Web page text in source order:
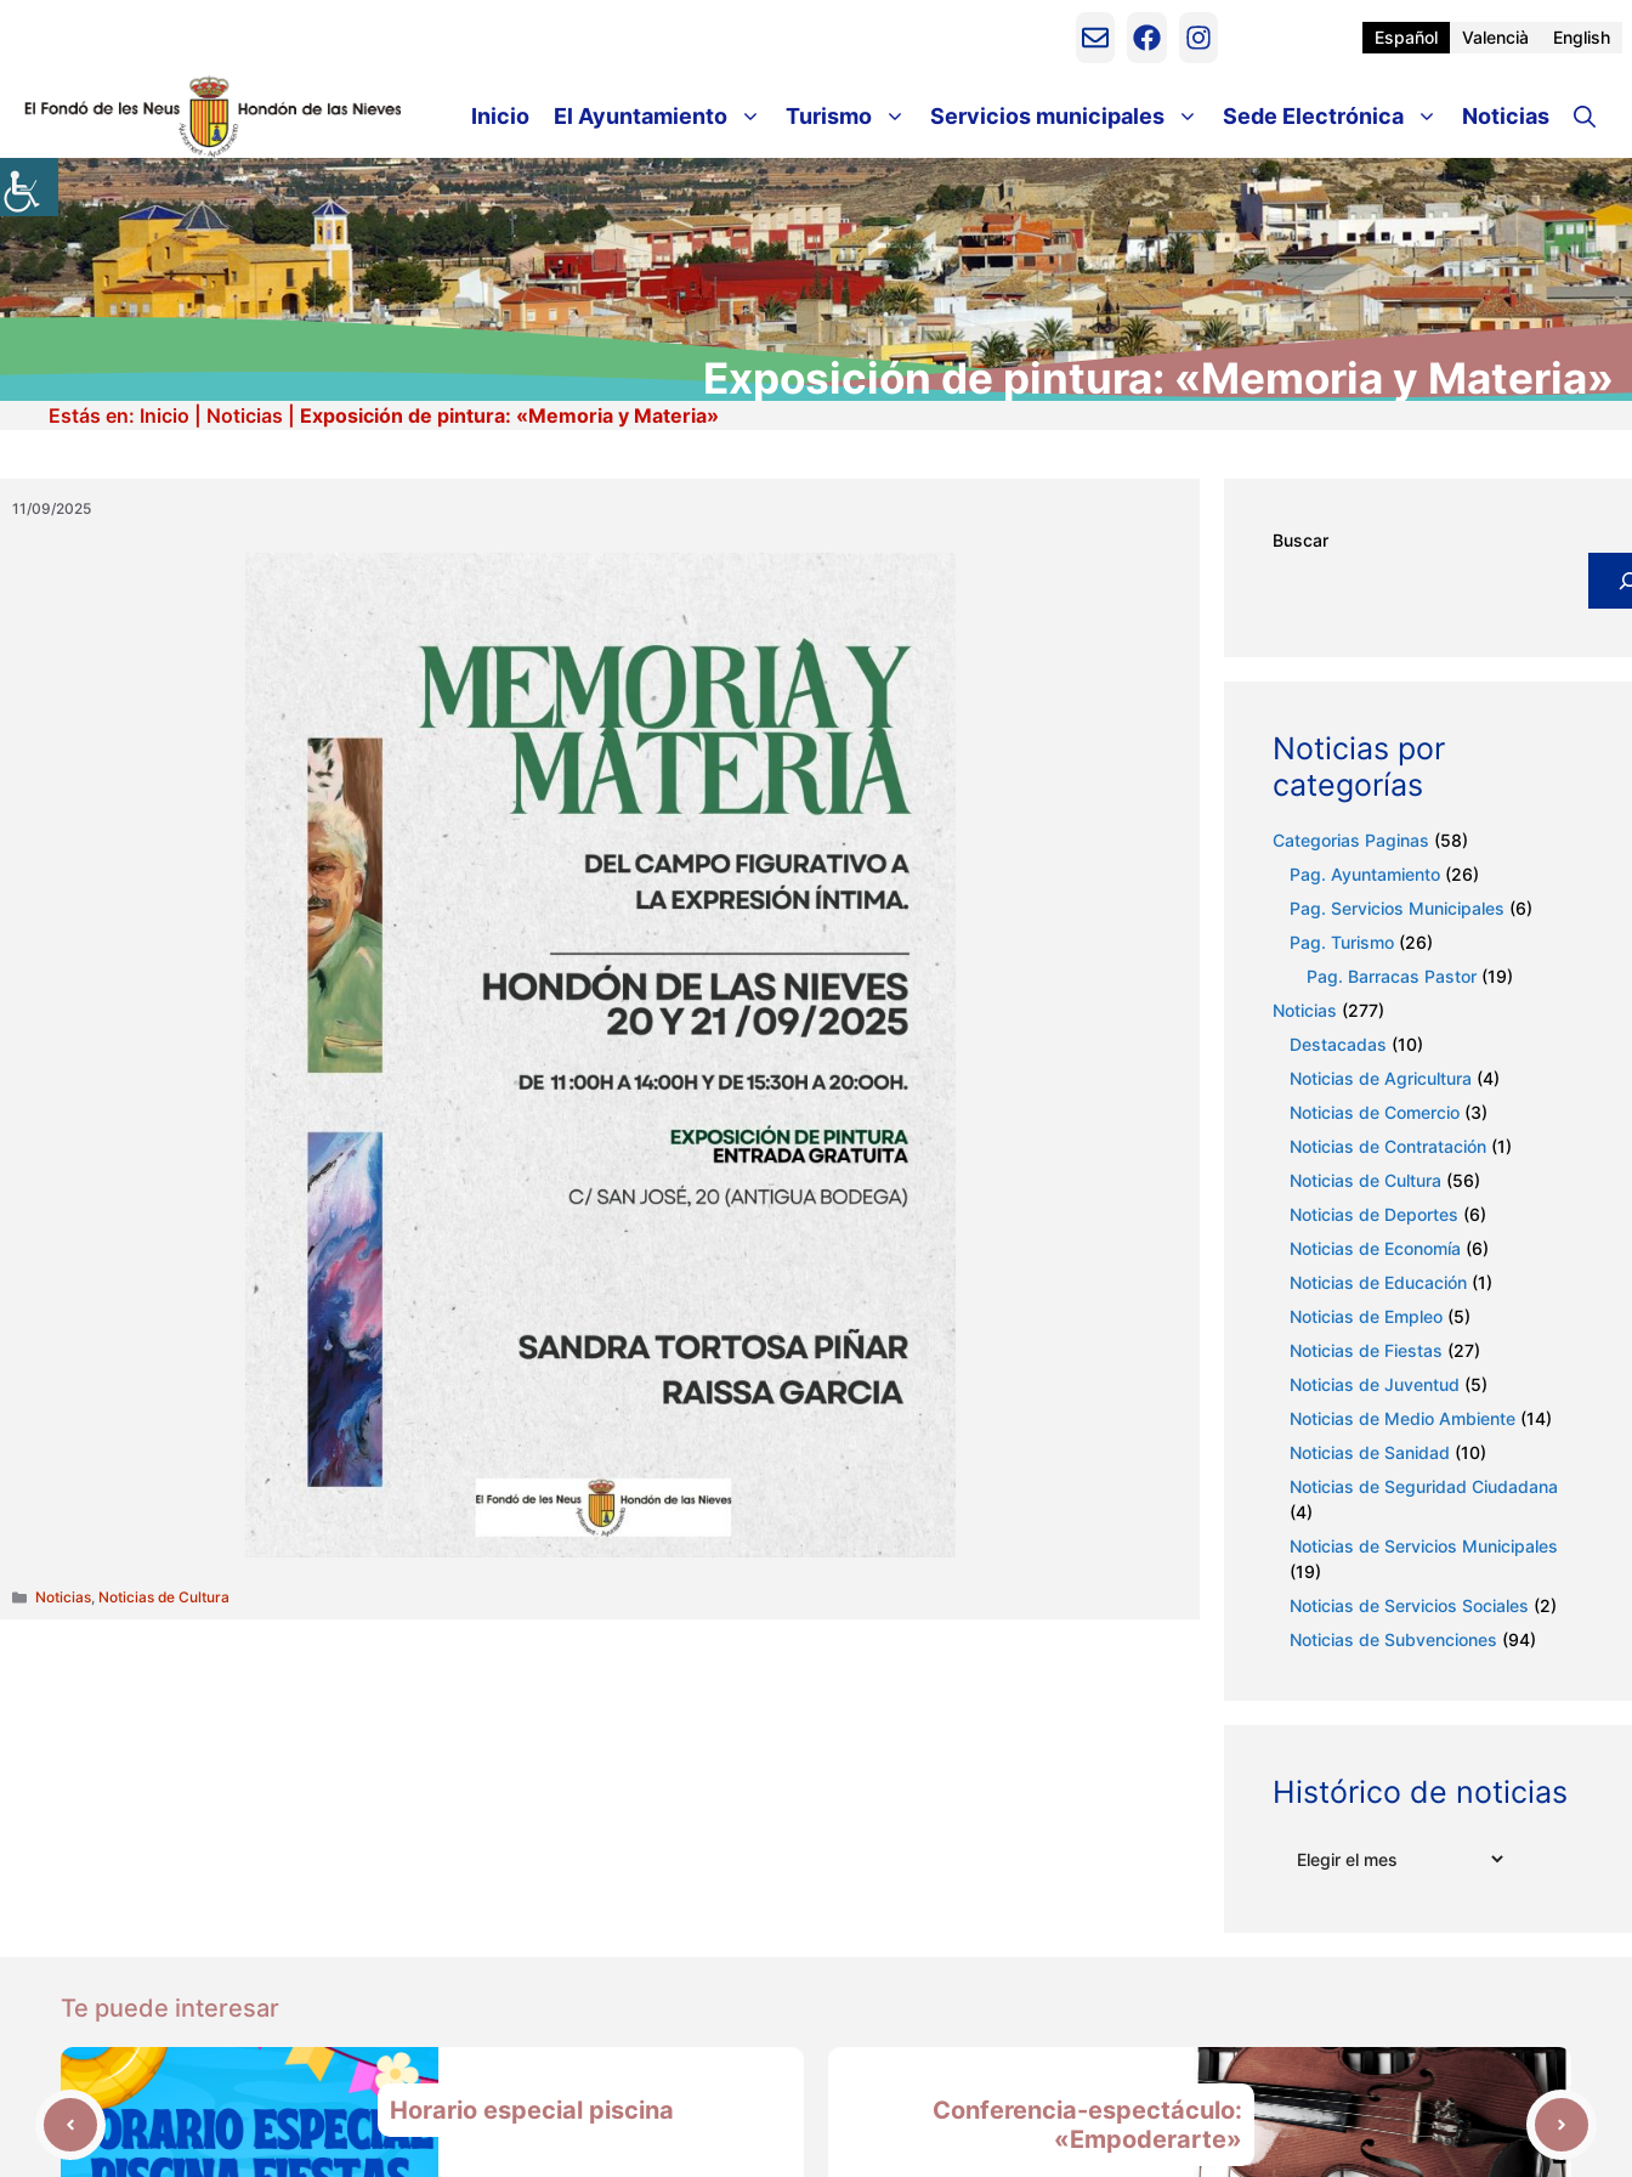
Español Valencià English
Inicio El Ayuntamiento Turismo Servicios municipales Sede Electrónica Noticias
Exposición de pintura: «Memoria y Materia»
Estás en: Inicio Noticias Exposición de pintura: «Memoria y Materia»
11/09/2025
Categorías
Noticias, Noticias de Cultura
Buscar
Noticias por
categorías
Categorias Paginas (58)
Pag. Ayuntamiento (26)
Pag. Servicios Municipales (6)
Pag. Turismo (26)
Pag. Barracas Pastor (19)
Noticias (277)
Destacadas (10)
Noticias de Agricultura (4)
Noticias de Comercio (3)
Noticias de Contratación (1)
Noticias de Cultura (56)
Noticias de Deportes (6)
Noticias de Economía (6)
Noticias de Educación (1)
Noticias de Empleo (5)
Noticias de Fiestas (27)
Noticias de Juventud (5)
Noticias de Medio Ambiente (14)
Noticias de Sanidad (10)
Noticias de Seguridad Ciudadana
(4)
Noticias de Servicios Municipales
(19)
Noticias de Servicios Sociales (2)
Noticias de Subvenciones (94)
Histórico de noticias
Te puede interesar
Horario especial piscina
Conferencia-espectáculo:
«Empoderarte»